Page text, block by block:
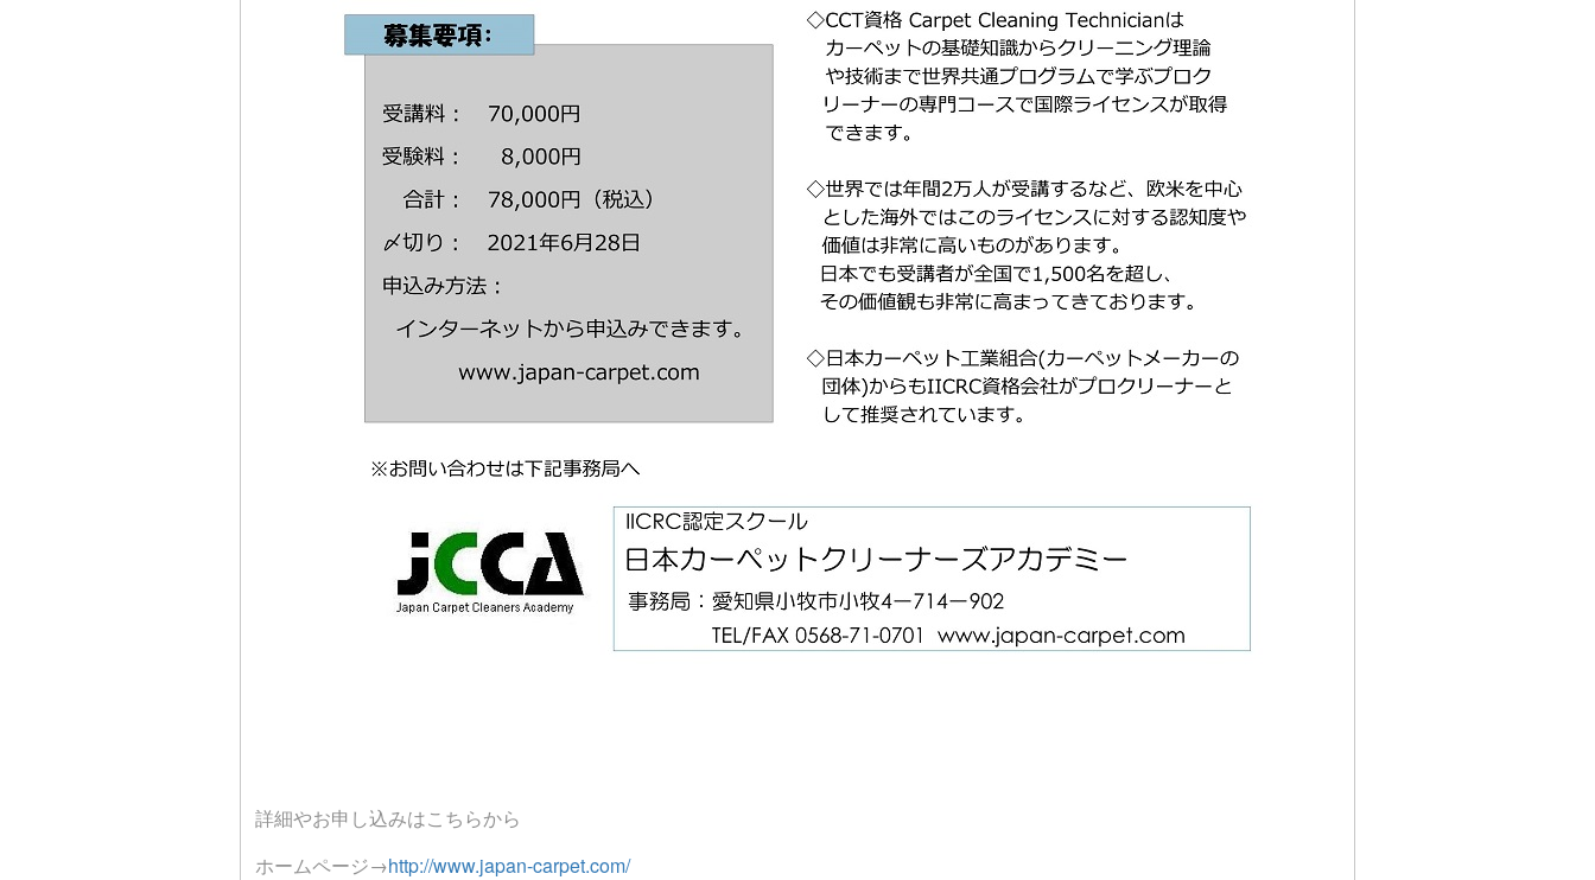
詳細やお申し込みはこちらから
ホームページ→http://www.japan-carpet.com/